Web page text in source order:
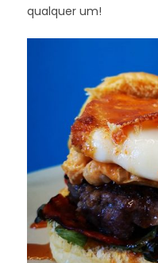
qualquer um!